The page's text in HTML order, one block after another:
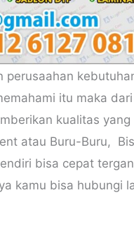
perusaahan
itu maka
kualitas
atau Buru-Buru,
bisa cepat
kamu bisa hubungi